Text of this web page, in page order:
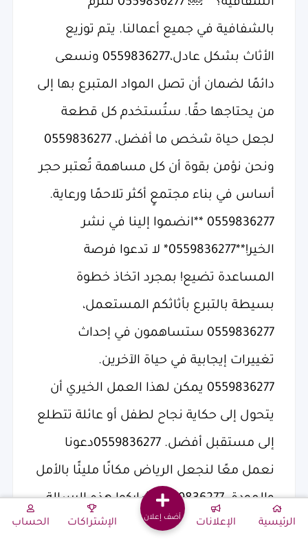
الرئيسية الإعلانات
أضف إعلان
الإشتراكات الحساب